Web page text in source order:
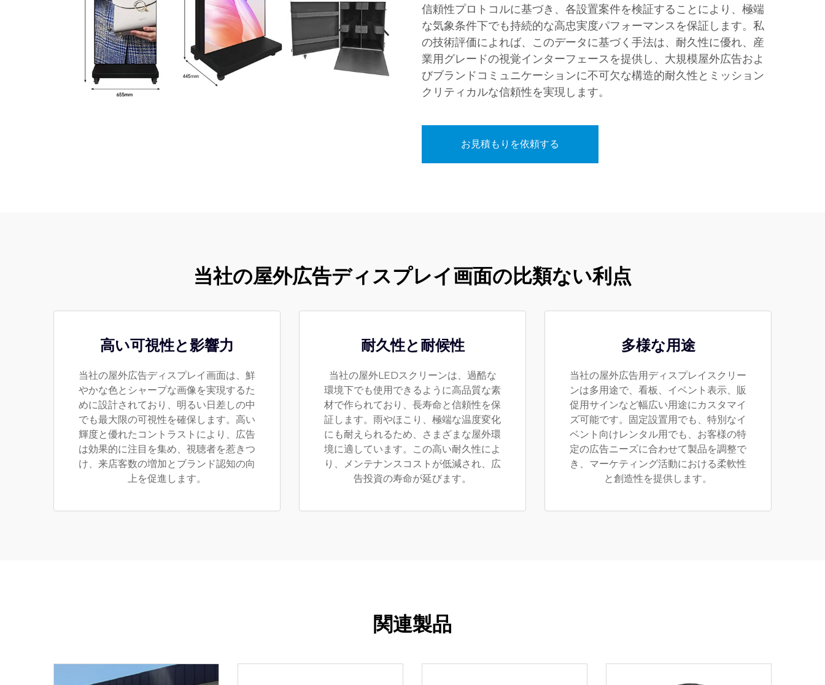
信頼性プロトコルに基づき、各設置案件を検証することにより、極端
な気象条件下でも持続的な高忠実度パフォーマンスを保証します。私
の技術評価によれば、このデータに基づく手法は、耐久性に優れ、産
業用グレードの視覚インターフェースを提供し、大規模屋外広告およ
びブランドコミュニケーションに不可欠な構造的耐久性とミッション
クリティカルな信頼性を実現します。
お見積もりを依頼する
当社の屋外広告ディスプレイ画面の比類ない利点
高い可視性と影響力
当社の屋外広告ディスプレイ画面は、鮮
やかな色とシャープな画像を実現するた
めに設計されており、明るい日差しの中
でも最大限の可視性を確保します。高い
輝度と優れたコントラストにより、広告
は効果的に注目を集め、視聴者を惹きつ
け、来店客数の増加とブランド認知の向
上を促進します。
耐久性と耐候性
当社の屋外LEDスクリーンは、過酷な
環境下でも使用できるように高品質な素
材で作られており、長寿命と信頼性を保
証します。雨やほこり、極端な温度変化
にも耐えられるため、さまざまな屋外環
境に適しています。この高い耐久性によ
り、メンテナンスコストが低減され、広
告投資の寿命が延びます。
多様な用途
当社の屋外広告用ディスプレイスクリー
ンは多用途で、看板、イベント表示、販
促用サインなど幅広い用途にカスタマイ
ズ可能です。固定設置用でも、特別なイ
ベント向けレンタル用でも、お客様の特
定の広告ニーズに合わせて製品を調整で
き、マーケティング活動における柔軟性
と創造性を提供します。
関連製品